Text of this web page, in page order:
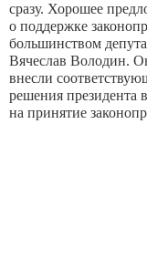
сразу. Хорошее
о поддержке
большинством
Вячеслав Володин.
внесли
решения
на принятие